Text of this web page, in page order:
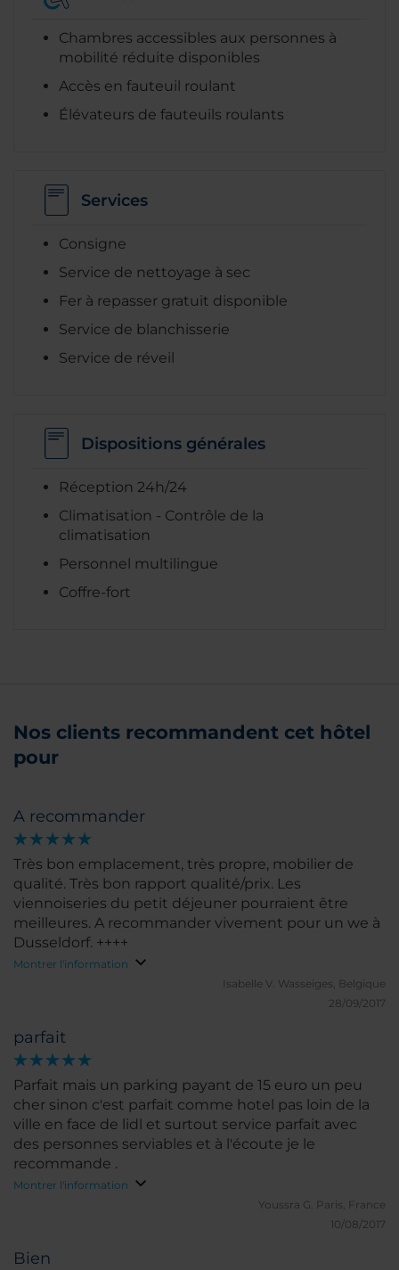
Chambres accessibles aux personnes à
mobilité réduite disponibles
Accès en fauteuil roulant
Élévateurs de fauteuils roulants
Services
Consigne
Service de nettoyage à sec
Fer à repasser gratuit disponible
Service de blanchisserie
Service de réveil
Dispositions générales
Réception 24h/24
Climatisation - Contrôle de la
climatisation
Personnel multilingue
Coffre-fort
Nos clients recommandent cet hôtel
pour
A recommander
Très bon emplacement, très propre, mobilier de
qualité. Très bon rapport qualité/prix. Les
viennoiseries du petit déjeuner pourraient être
meilleures. A recommander vivement pour un we à
Dusseldorf. ++++
Montrer l'information
Isabelle V. Wasseiges, Belgique
28/09/2017
parfait
Parfait mais un parking payant de 15 euro un peu
cher sinon c'est parfait comme hotel pas loin de la
ville en face de lidl et surtout service parfait avec
des personnes serviables et à l'écoute je le
recommande .
Montrer l'information
Youssra G.
Paris, France
10/08/2017
Bien